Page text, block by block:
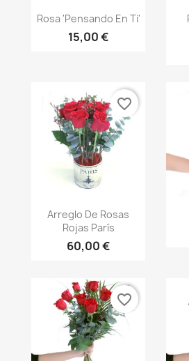
Vista rápida
Rosa 'Pensando En Ti'
15,00 €
Vista rápida
Arreglo De Rosas
Rojas París
60,00 €
favorite_border
favorite_border